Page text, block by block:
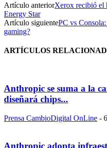
Artículo anteriorXerox recibió el
Energy Star
Artículo siguientePC vs
gaming?
ARTÍCULOS
Anthropic se suma a la
diseñará chips...
Prensa CambioDigital OnLine -
Anthropic adopta